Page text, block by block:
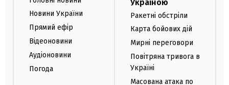
Новини України
Прямий ефір
Відеоновини
Аудіоновини
Погода
Україною
Ракетні обстріли
Карта бойових дій
Мирні переговори
Повітряна тривога в
Україні
Масована атака по